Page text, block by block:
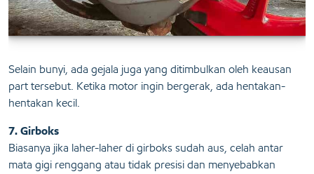
Selain bunyi, ada gejala juga yang ditimbulkan oleh keausan
part tersebut. Ketika motor ingin bergerak, ada hentakan-
hentakan kecil.
7. Girboks
Biasanya jika laher-laher di girboks sudah aus, celah antar
mata gigi renggang atau tidak presisi dan menyebabkan